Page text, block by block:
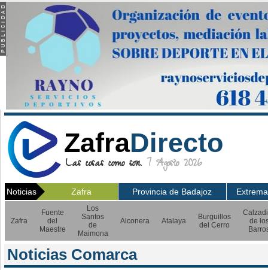
ZafraDirecto
Las cosas como son.7 Agosto 2026
Noticias Zafra Provincia de Badajoz
Zafra
Fuente
del
Maestre
Los
Santos
de
Maimona
Alconera Atalaya
Burguillos
del Cerro
de
Noticias Comarca